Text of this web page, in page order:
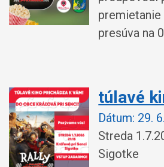
presúva na
túlavé
Dátum: 29.
Streda
Sigotke